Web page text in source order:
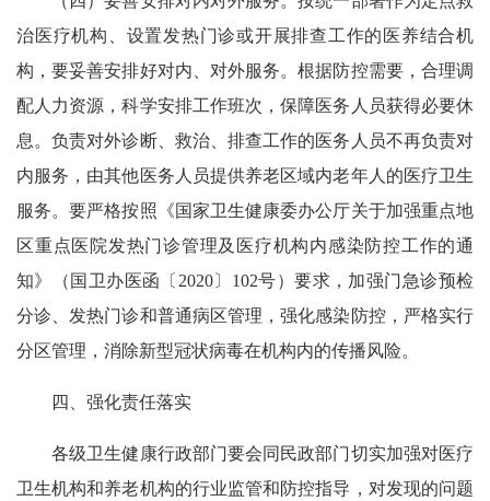
治医疗机构、设置发热门诊或开展排查工作的医养结合机
构，要妥善安排好对内、对外服务。根据防控需要，合理调
配人力资源，科学安排工作班次，保障医务人员获得必要休
息。负责对外诊断、救治、排查工作的医务人员不再负责对
内服务，由其他医务人员提供养老区域内老年人的医疗卫生
服务。要严格按照《国家卫生健康委办公厅关于加强重点地
区重点医院发热门诊管理及医疗机构内感染防控工作的通
知》（国卫办医函〔2020〕102号）要求，加强门急诊预检
分诊、发热门诊和普通病区管理，强化感染防控，严格实行
分区管理，消除新型冠状病毒在机构内的传播风险。
四、强化责任落实
各级卫生健康行政部门要会同民政部门切实加强对医疗
卫生机构和养老机构的行业监管和防控指导，对发现的问题